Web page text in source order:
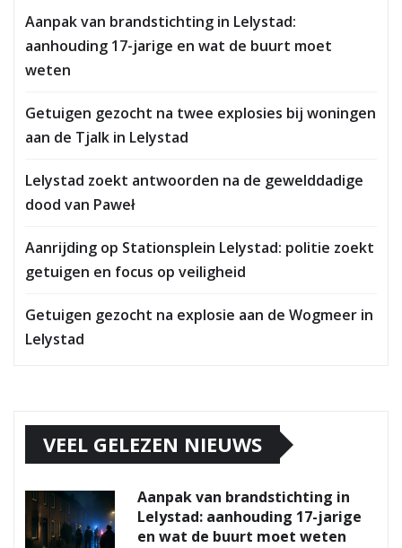
Aanpak van brandstichting in Lelystad:
aanhouding 17-jarige en wat de buurt moet
weten
Getuigen gezocht na twee explosies bij woningen
aan de Tjalk in Lelystad
Lelystad zoekt antwoorden na de gewelddadige
dood van Paweł
Aanrijding op Stationsplein Lelystad: politie zoekt
getuigen en focus op veiligheid
Getuigen gezocht na explosie aan de Wogmeer in
Lelystad
VEEL GELEZEN NIEUWS
Aanpak van brandstichting in
Lelystad: aanhouding 17-jarige
en wat de buurt moet weten